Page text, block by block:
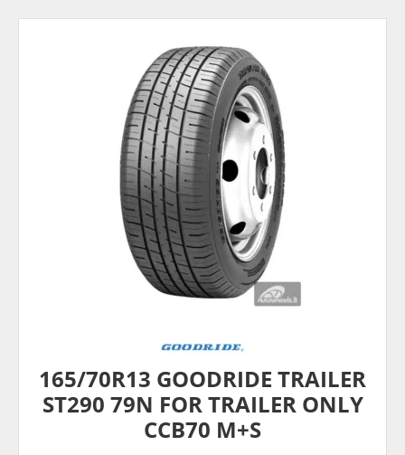
165/70R13 GOODRIDE TRAILER
ST290 79N FOR TRAILER ONLY
CCB70 M+S